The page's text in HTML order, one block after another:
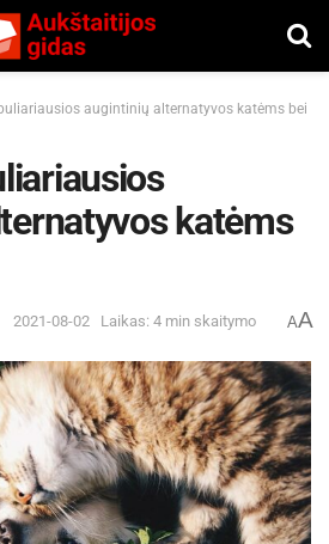
augintinių alternatyvos katėms bei
katėms
2021-08-02 Laikas: 4 min skaitymo AA